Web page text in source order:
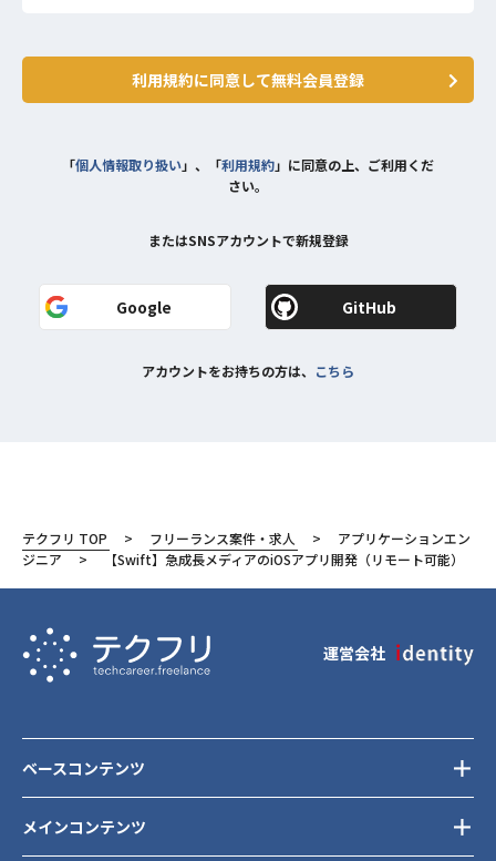
利用規約に同意して無料会員登録
「個人情報取り扱い」、「利用規約」に同意の上、ご利用くだ
さい。
またはSNSアカウントで新規登録
Google GitHub
アカウントをお持ちの方は、 こちら
テクフリ TOP フリーランス案件・求人
アプリケーションエン
ジニア
【Swift】急成長メディアのiOSアプリ開発（リモート可能）
運営会社
メインコンテンツ
ベースコンテンツ